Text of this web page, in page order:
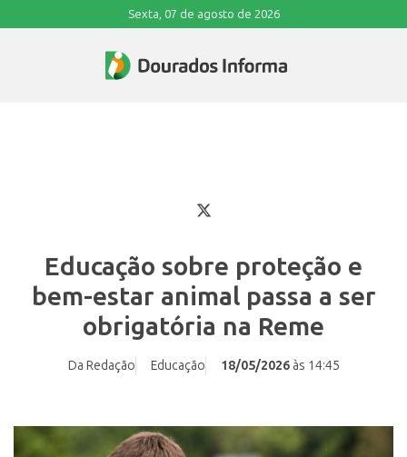
Sexta, 07 de agosto de 2026
Educação sobre proteção e
bem-estar animal passa a ser
obrigatória na Reme
Da Redação Educação 18/05/2026às 14:45